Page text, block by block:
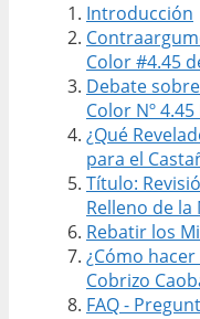
Introducción
Color #4.45
Debate
Color Nº
¿Qué
para el
Título:
Relleno de
Rebatir los
¿Cómo
Cobrizo
FAQ -